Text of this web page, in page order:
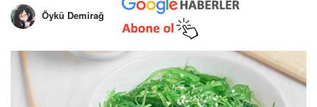
Öykü Demirağ